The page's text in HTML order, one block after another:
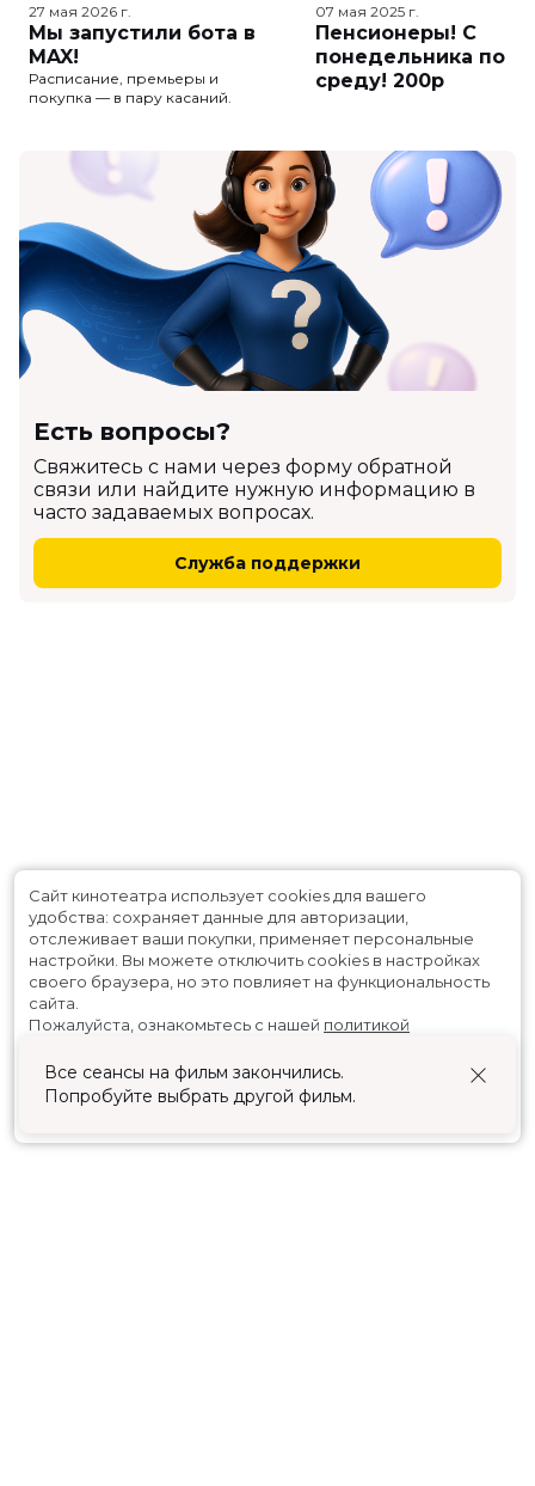
27 мая 2026 г.
Мы запустили бота в
MAX!
Расписание, премьеры и
покупка — в пару касаний.
07 мая 2025 г.
Пенсионеры! С
понедельника по
среду! 200р
Есть вопросы?
Cвяжитесь с нами через форму обратной
связи или найдите нужную информацию в
часто задаваемых вопросах.
Служба поддержки
Все сеансы на фильм закончились.
Попробуйте выбрать другой фильм.
Сайт кинотеатра использует cookies для вашего
удобства: сохраняет данные для авторизации,
отслеживает ваши покупки, применяет персональные
настройки. Вы можете отключить cookies в настройках
своего браузера, но это повлияет на функциональность
сайта.
Пожалуйста, ознакомьтесь с нашей политикой
Принять